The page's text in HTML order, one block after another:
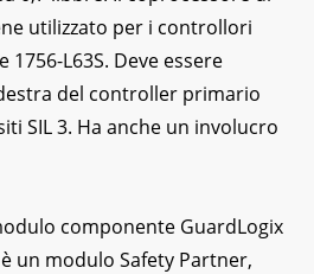
utilizzato per i controllori
1756-L63S. Deve essere
del controller primario
SIL 3. Ha anche un involucro
componente GuardLogix
un modulo Safety Partner,